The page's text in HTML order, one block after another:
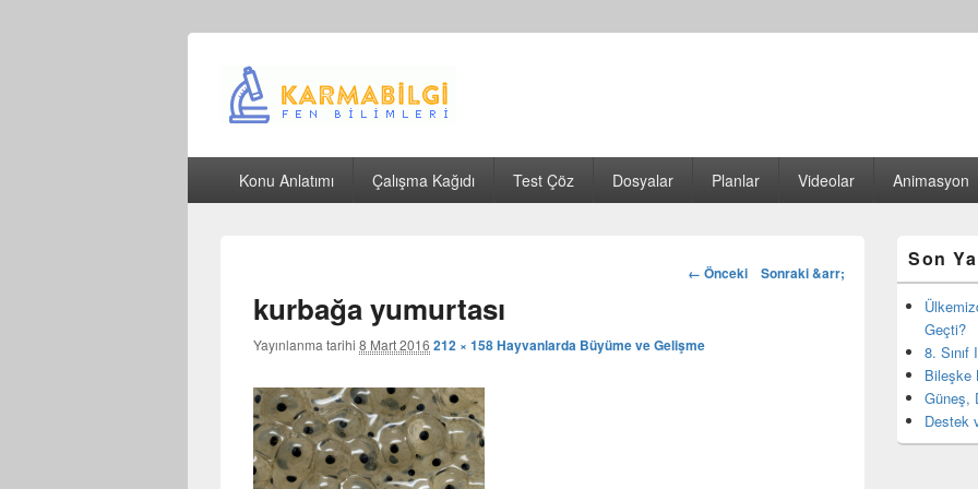
Konu Anlatımı Çalışma Kağıdı Test Çöz Dosyalar Planlar Videolar Animasyon
Görsel
← Önceki Sonraki &arr;
kurbağa yumurtası
Yayınlanma tarihi 8 Mart 2016 212 × 158Hayvanlarda Büyüme ve Gelişme
yan
bar
eklenti
bölgesi
Son
Geçti?
8.
Bileşke
Güneş,
Destek